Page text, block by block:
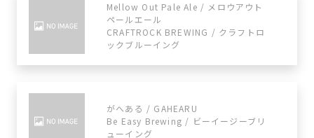
Mellow Out Pale Ale / メロウアウト
ペールエール
CRAFTROCK BREWING / クラフトロ
ックブルーイング
がへある / GAHEARU
Be Easy Brewing / ビーイージーブリ
ューイング